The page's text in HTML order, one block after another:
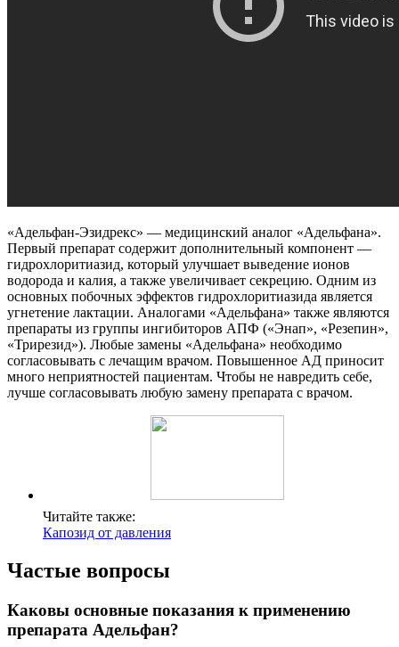
«Адельфан-Эзидрекс» — медицинский аналог «Адельфана».
Первый препарат содержит дополнительный компонент ―
гидрохлоритиазид, который улучшает выведение ионов
водорода и калия, а также увеличивает секрецию. Одним из
основных побочных эффектов гидрохлоритиазида является
угнетение лактации. Аналогами «Адельфана» также являются
препараты из группы ингибиторов АПФ («Энап», «Резепин»,
«Трирезид»). Любые замены «Адельфана» необходимо
согласовывать с лечащим врачом. Повышенное АД приносит
много неприятностей пациентам. Чтобы не навредить себе,
лучше согласовывать любую замену препарата с врачом.
Читайте также:
Капозид от давления
Частые вопросы
Каковы основные показания к применению
препарата Адельфан?